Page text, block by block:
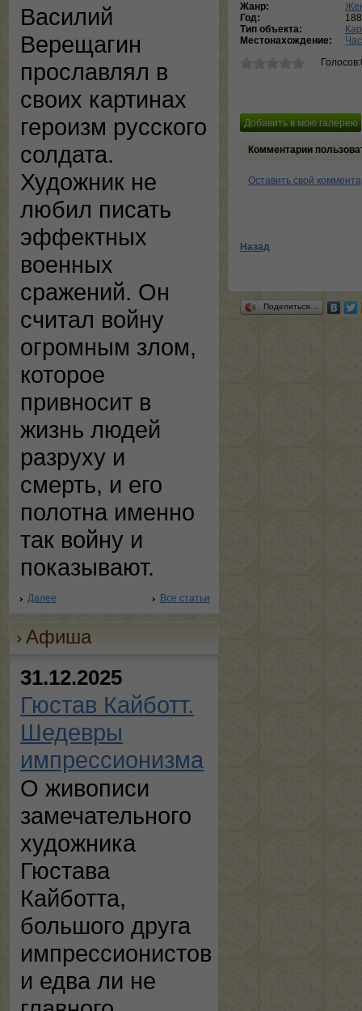
Василий
Верещагин
прославлял в
своих картинах
героизм русского
солдата.
Художник не
любил писать
эффектных
военных
сражений. Он
считал войну
огромным злом,
которое
привносит в
жизнь людей
разруху и
смерть, и его
полотна именно
так войну и
показывают.
Далее Все статьи
Афиша
31.12.2025
Гюстав Кайботт.
Шедевры
импрессионизма
О живописи
замечательного
художника
Гюстава
Кайботта,
большого друга
импрессионистов
и едва ли не
Жанр:
Год:
Тип объекта:
Местонахождение:
Комментарии
Оставить свой
Назад
Поделиться…